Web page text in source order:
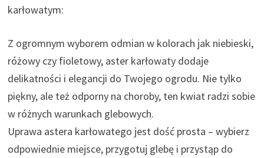
karłowatym:
Z ogromnym wyborem odmian w kolorach jak niebieski,
różowy czy fioletowy, aster karłowaty dodaje
delikatności i elegancji do Twojego ogrodu. Nie tylko
piękny, ale też odporny na choroby, ten kwiat radzi sobie
w różnych warunkach glebowych.
Uprawa astera karłowatego jest dość prosta – wybierz
odpowiednie miejsce, przygotuj glebę i przystąp do